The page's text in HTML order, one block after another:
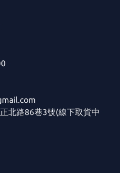
北路86巷3號(線下取貨中